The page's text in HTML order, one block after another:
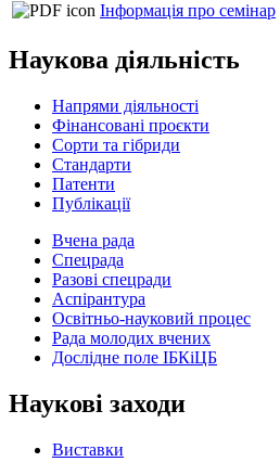
Інформація про семінар
Наукова діяльність
Напрями діяльності
Фінансовані проєкти
Сорти та гібриди
Стандарти
Патенти
Публікації
Вчена рада
Спецрада
Разові спецради
Аспірантура
Освітньо-науковий процес
Рада молодих вчених
Дослідне поле ІБКіЦБ
Наукові заходи
Виставки